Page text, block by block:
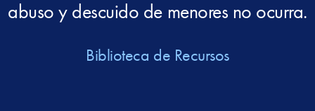
abuso y descuido de menores no ocurra.
Biblioteca de Recursos